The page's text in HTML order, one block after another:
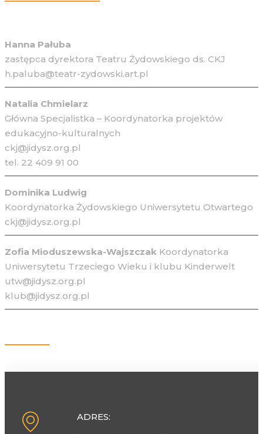
Hanna Pałuba
zastępca dyrektora Teatru Żydowskiego ds. CKJ
h.paluba@teatr-zydowski.art.pl
Natalia Chmielarz
Główna Specjalistka – Koordynatorka projektów
edukacyjno-kulturalnych
ckj@jidysz.org.pl
tel. 22 409 91 00
Dominika Ludwig
Koordynatorka Żydowskiego Uniwersytetu Otwartego
ckj@jidysz.org.pl
Zofia Mioduszewska-Wajszczak Koordynatorka
Uniwersytetu Trzeciego Wieku i klubu Kinderwelt
utw@jidysz.org.pl
klub@jidysz.org.pl
ADRES: